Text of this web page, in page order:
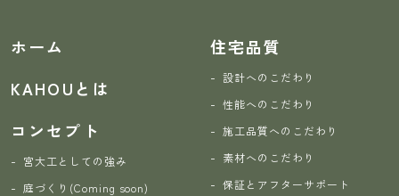
ホーム
KAHOUとは
コンセプト
宮大工としての強み
庭づくり(Coming soon)
住宅品質
設計へのこだわり
性能へのこだわり
施工品質へのこだわり
素材へのこだわり
保証とアフターサポート